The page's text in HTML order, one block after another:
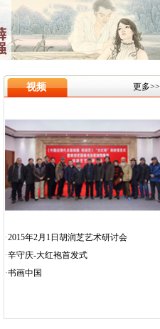
现代名家画集——秘修
斌》… [
全文
2015年4月第一期（总期
第22期）
现代名家画集——秘修
斌》… [全文]
01版：“大红袍”2013-
2014回馈专版 02版：“大
红… [全文]
2015年1月第一期（总期
第20期）
01版：《中国当代绘画
02版：… [全文]
2015年11月第一期（总
视频 更多>>
·2015年2月1日胡润芝艺术研讨会
·辛守庆-大红袍首发式
·书画中国